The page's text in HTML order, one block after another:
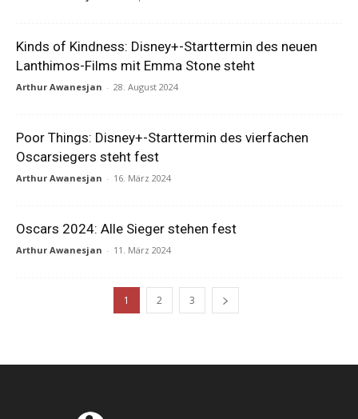
Kinds of Kindness: Disney+-Starttermin des neuen
Lanthimos-Films mit Emma Stone steht
Arthur Awanesjan - 28. August 2024
Poor Things: Disney+-Starttermin des vierfachen
Oscarsiegers steht fest
Arthur Awanesjan - 16. März 2024
Oscars 2024: Alle Sieger stehen fest
Arthur Awanesjan - 11. März 2024
1 2 3